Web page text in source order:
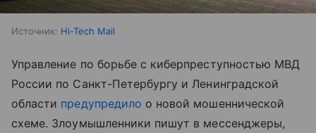
Источник: Hi-Tech Mail
Управление по борьбе с киберпреступностью МВД
России по Санкт-Петербургу и Ленинградской
области предупредило о новой мошеннической
схеме. Злоумышленники пишут в мессенджеры,